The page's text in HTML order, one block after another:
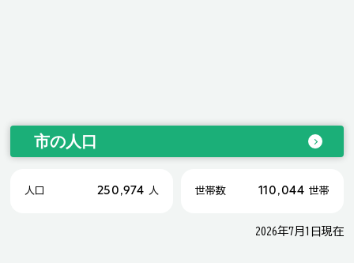
市の人口
人口 250,974 人 世帯数 110,044 世帯
2026年7月1日現在